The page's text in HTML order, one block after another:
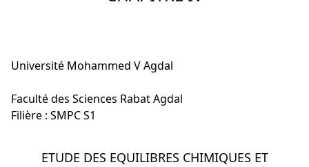
Université Mohammed V Agdal
Faculté des Sciences Rabat Agdal
Filière : SMPC S1
ETUDE DES EQUILIBRES CHIMIQUES ET